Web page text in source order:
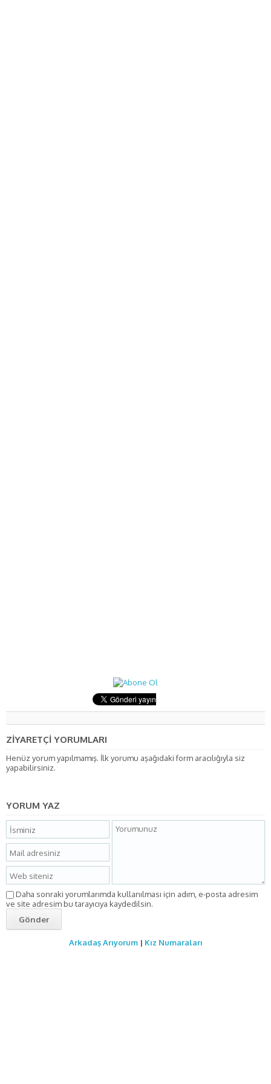
ZİYARETÇİ YORUMLARI
Henüz yorum yapılmamış. İlk yorumu aşağıdaki form aracılığıyla siz
yapabilirsiniz.
YORUM YAZ
Daha sonraki yorumlarımda kullanılması için adım, e-posta adresim
ve site adresim bu tarayıcıya kaydedilsin.
Arkadaş Arıyorum| Kız Numaraları